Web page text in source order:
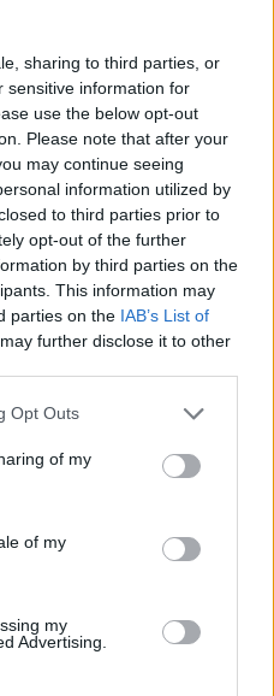
sharing to third parties, or
sensitive information for
use the below opt-out
Please note that after your
may continue seeing
information utilized by
to third parties prior to
opt-out of the further
by third parties on the
This information may
parties on the IAB’s List of
further disclose it to other
Opt Outs
of my
of my
my
Advertising.
L
risponde con un
A parlare è stato
bossdi casa Inter, che
ai suoi follower.
grandi o piccoli che
sempre dare il nostro
allenarsi è
è un derby. Sappiamo
meglio, sappiamo
passo”.